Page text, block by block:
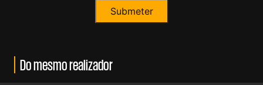
Do mesmo realizador